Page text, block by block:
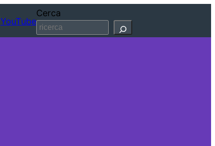
YouTube
Cerca